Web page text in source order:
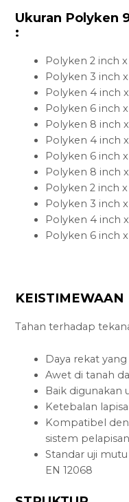
Ukuran Polyken
:
Polyken 2 inch
Polyken 3 inch
Polyken 4 inch
Polyken 6 inch
Polyken 8 inch
Polyken 4 inch
Polyken 6 inch
Polyken 8 inch
Polyken 2 inch
Polyken 3 inch
Polyken 4 inch
Polyken 6 inch
KEISTIMEWAAN
Tahan terhadap
Daya rekat
Awet di tanah
Baik digunakan
Ketebalan
Kompatibel
sistem
Standar uji mutu
EN 12068